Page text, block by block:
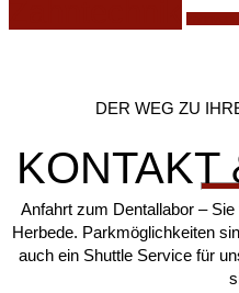
DER WEG ZU
KONTAKT
Anfahrt zum Dentallabor –
Herbede. Parkmöglichkeiten
auch ein Shuttle Service für